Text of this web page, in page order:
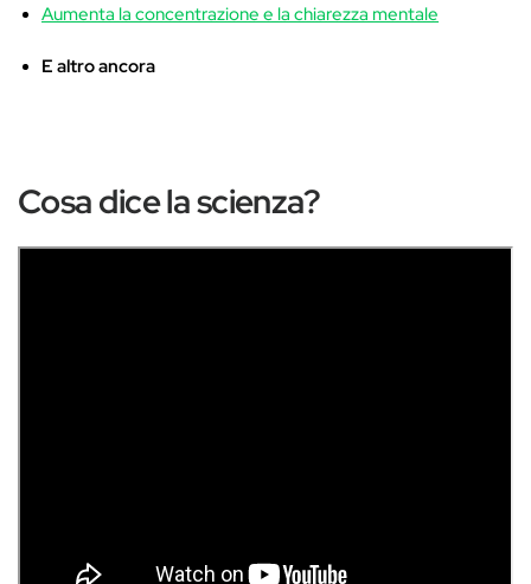
Aumenta la concentrazione e la chiarezza mentale
E altro ancora
Cosa dice la scienza?